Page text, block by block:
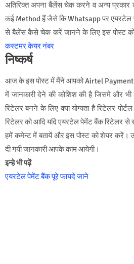
अतिरिक्‍त अपना बैंलेंस चेक करने व अन्‍य प्रकार
कई Method हैं जैसे कि Whatsapp पर एयरटेल
से बैलेंस कैसे चेक करें जानने के लिए इस पोस्‍ट
कस्टमर केयर नंबर
निष्कर्ष
आज के इस पोस्ट में मैंने आपको Airtel
में जानकारी देने की कोशिश की है जिसमे और भी
रिटेलर बनने के लिए क्या योग्यता है रिटेलर
रिटेलर को आदि यदि एयरटेल पेमेंट बैंक रिटेलर से
हमें कमेन्ट में बतायें और इस पोस्ट को शेयर करें।
दी गयी जानकारी आपके काम आयेगी।
इन्हे भी पढ़ें
एयरटेल पेमेंट बैंक पूरे फायदे जाने